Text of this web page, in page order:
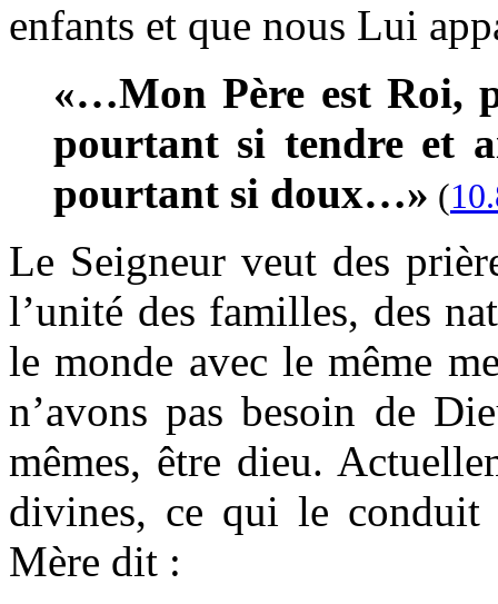
enfants et que nous Lui
«…Mon Père est Roi,
pourtant si tendre et
pourtant si doux…» (
Le Seigneur veut des
l’unité des familles, des
le monde avec le même
n’avons pas besoin de
mêmes, être dieu.
divines, ce qui le conduit
Mère dit :